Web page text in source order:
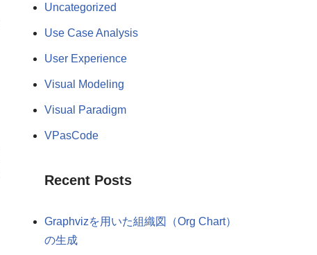
Uncategorized
Use Case Analysis
User Experience
Visual Modeling
Visual Paradigm
VPasCode
Recent Posts
Graphvizを用いた組織図（Org Chart）
の生成